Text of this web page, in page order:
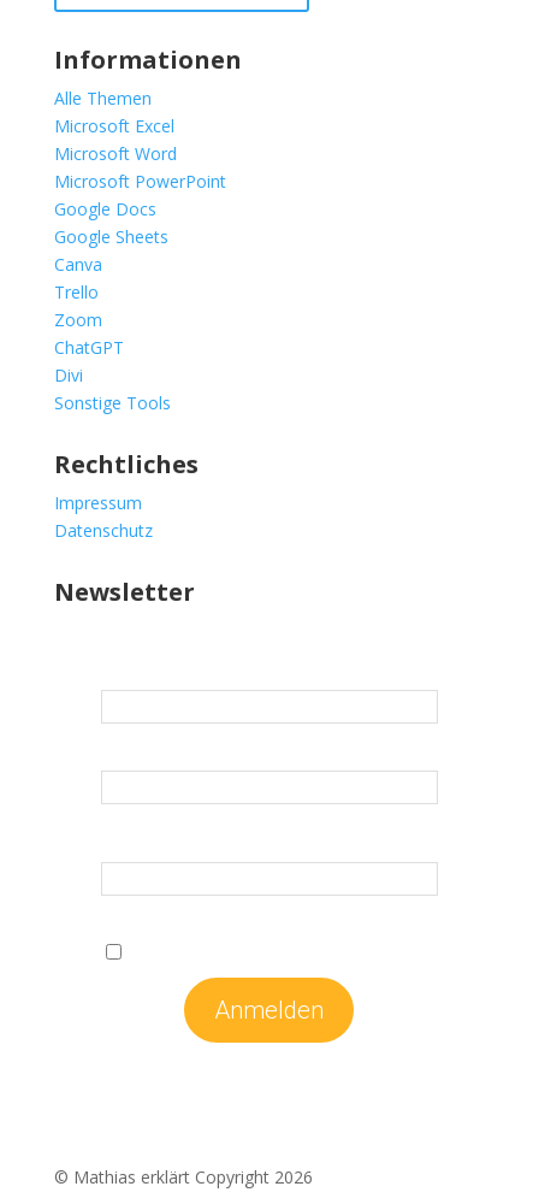
Informationen
Alle Themen
Microsoft Excel
Microsoft Word
Microsoft PowerPoint
Google Docs
Google Sheets
Canva
Trello
Zoom
ChatGPT
Divi
Sonstige Tools
Rechtliches
Impressum
Datenschutz
Newsletter
© Mathias erklärt Copyright 2026